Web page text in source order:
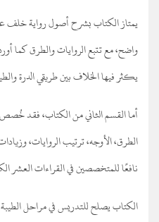
يمتاز الكتاب بشرح أصول رواية خلف
واضح، مع تتبع الروايات والطرق كما
يكثر فيها الخلاف بين طريقي الدرة
أما القسم الثاني من الكتاب، فقد
الطرق، الأوجه، ترتيب الروايات،
نافعًا للمتخصصين في القراءات العشر
الكتاب يصلح للتدريس في مراحل